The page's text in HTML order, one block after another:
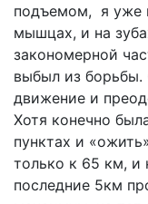
подъемом, я уже
мышцах, и на
закономерной
выбыл из борьбы.
движение и
Хотя конечно
пунктах и
только к 65 км, и
последние 5км